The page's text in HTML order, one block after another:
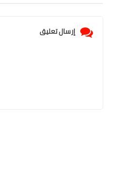
إرسال تعليق